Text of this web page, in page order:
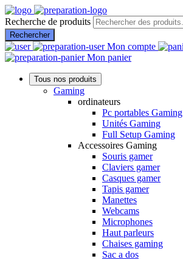
Recherche de produits
Rechercher
Mon compte
Mon panier
Tous nos produits
Gaming
ordinateurs
Pc portables Gaming
Unités Gaming
Full Setup Gaming
Accessoires Gaming
Souris gamer
Claviers gamer
Casques gamer
Tapis gamer
Manettes
Webcams
Microphones
Haut parleurs
Chaises gaming
Sac a dos